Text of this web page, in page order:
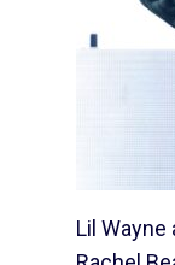
Lil